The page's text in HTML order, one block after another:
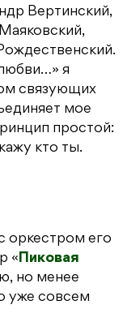
Вертинский,
я
связующих
мое
простой:
кто ты.
оркестром его
« Пиковая
но менее
уже совсем